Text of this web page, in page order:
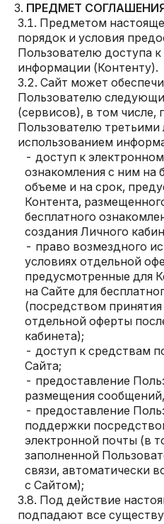
ПРЕДМЕТ
Предметом
порядок и условия
Пользователю доступа
информации (Контенту).
Сайт может
Пользователю
(сервисов), в том числе,
Пользователю третьими
использованием
доступ к
ознакомления с ним на
объеме и на срок,
Контента,
бесплатного
создания Личного
право возмездного
условиях отдельной
предусмотренные для
на Сайте для
(посредством
отдельной оферты
кабинета);
доступ к средствам
Сайта;
предоставление
размещения
предоставление
поддержки
электронной почты (в
заполненной
связи, автоматически
с Сайтом);
Под действие
подпадают все